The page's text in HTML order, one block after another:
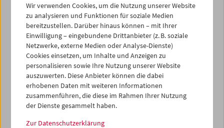
Peter Kubelka: Film als
Ereignis, Film als Sprache,
Denken als Film
Wir verwenden Cookies, um die Nutzung unserer Website
zu analysieren und Funktionen für soziale Medien
bereitzustellen. Darüber hinaus können – mit Ihrer
Einwilligung – eingebundene Drittanbieter (z. B. soziale
Netzwerke, externe Medien oder Analyse-Dienste)
Cookies einsetzen, um Inhalte und Anzeigen zu
personalisieren sowie Ihre Nutzung unserer Website
auszuwerten. Diese Anbieter können die dabei
erhobenen Daten mit weiteren Informationen
zusammenführen, die diese im Rahmen Ihrer Nutzung
der Dienste gesammelt haben.
Zur Datenschutzerklärung